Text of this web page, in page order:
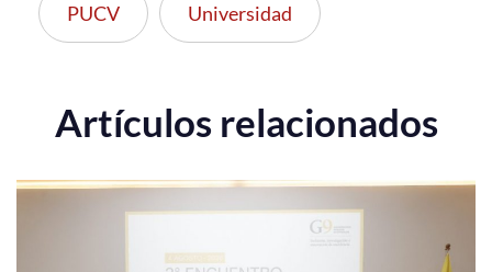
PUCV Universidad
Artículos relacionados